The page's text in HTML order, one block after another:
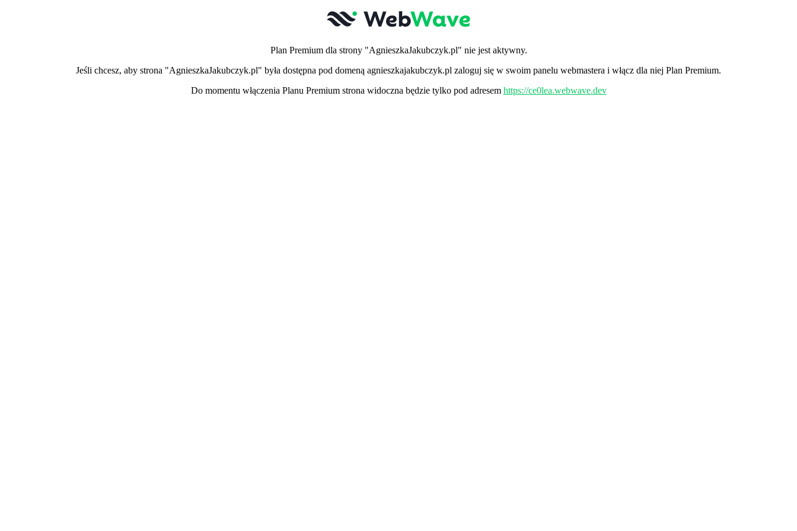
Plan Premium dla strony "AgnieszkaJakubczyk.pl" nie jest aktywny.
Jeśli chcesz, aby strona "AgnieszkaJakubczyk.pl" była dostępna pod domeną agnieszkajakubczyk.pl zaloguj się w swoim panelu webmastera i włącz dla niej Plan Premium.
Do momentu włączenia Planu Premium strona widoczna będzie tylko pod adresem https://ce0lea.webwave.dev